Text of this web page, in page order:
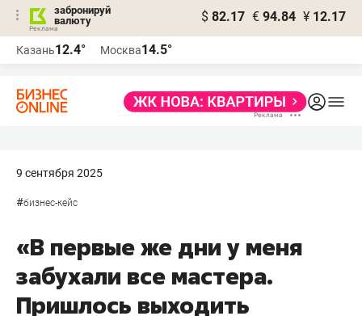
забронируй
валюту
$ 82.17 € 94.84 ¥ 12.17
Казань12.4° Москва14.5°
9 сентября 2025
#бизнес-кейс
«В первые же дни у меня
забухали все мастера.
Пришлось выходить